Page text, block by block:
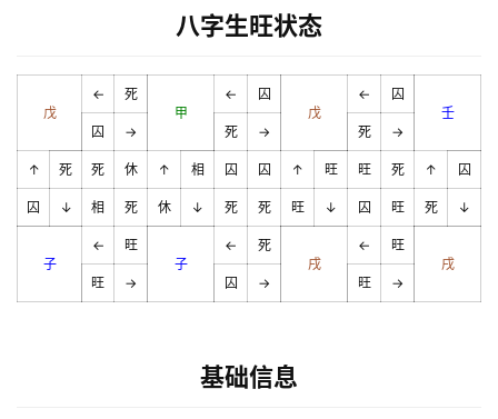
八字生旺状态
戊
←
死
甲
←
囚
戊
←
囚
壬
囚
→ 死 → 死 →
↑ 死 死 休 ↑ 相 囚 囚 ↑ 旺 旺 死 ↑ 囚
囚 ↓ 相 死 休 ↓ 死 死 旺 ↓ 囚 旺 死 ↓
子
←
旺
子
←
死
戌
←
旺
戌
旺
→ 囚 → 旺 →
基础信息